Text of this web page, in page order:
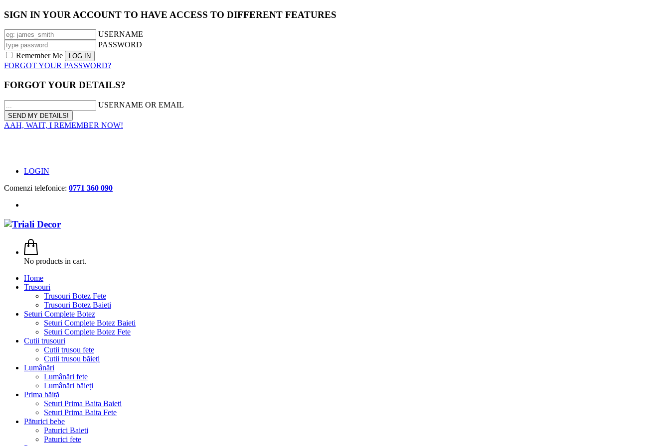
SIGN IN YOUR ACCOUNT TO HAVE ACCESS TO DIFFERENT FEATURES
USERNAME
PASSWORD
Remember Me
FORGOT YOUR PASSWORD?
FORGOT YOUR DETAILS?
USERNAME OR EMAIL
AAH, WAIT, I REMEMBER NOW!
LOGIN
Comenzi telefonice: 0771 360 090
No products in cart.
Home
Trusouri
Trusouri Botez Fete
Trusouri Botez Baieti
Seturi Complete Botez
Seturi Complete Botez Baieti
Seturi Complete Botez Fete
Cutii trusouri
Cutii trusou fete
Cutii trusou băieți
Lumânări
Lumânări fete
Lumânări băieți
Prima băiță
Seturi Prima Baita Baieti
Seturi Prima Baita Fete
Păturici bebe
Paturici Baieti
Paturici fete